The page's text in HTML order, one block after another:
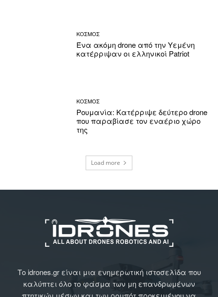
ΚΟΣΜΟΣ
Ένα ακόμη drone από την Υεμένη
κατέρριψαν οι ελληνικοί Patriot
ΚΟΣΜΟΣ
Ρουμανία: Κατέρριψε δεύτερο drone
που παραβίασε τον εναέριο χώρο
της
Load more
Το idrones.gr είναι μια ενημερωτική ιστοσελίδα που
καλύπτει όλο το φάσμα των μη επανδρωμένων